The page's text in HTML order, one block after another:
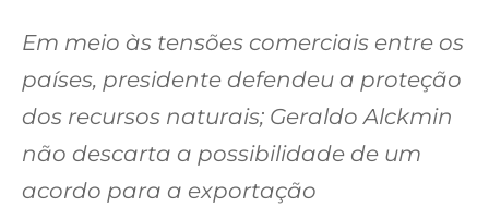
Em meio às tensões comerciais entre os
países, presidente defendeu a proteção
dos recursos naturais; Geraldo Alckmin
não descarta a possibilidade de um
acordo para a exportação